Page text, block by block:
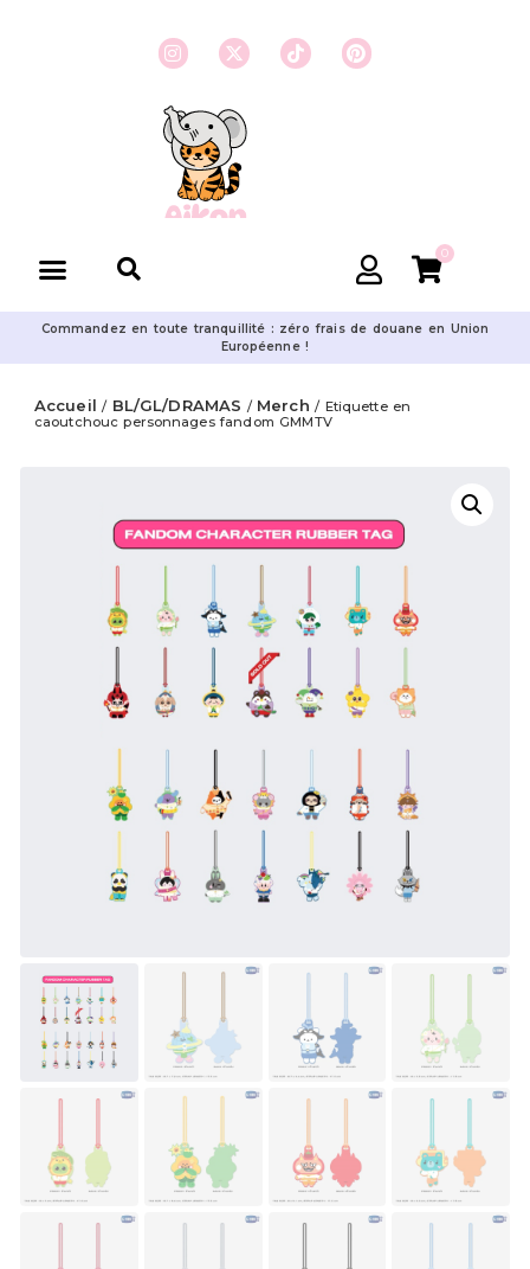
0
Commandez en toute tranquillité : zéro frais de douane en Union
Européenne !
Accueil / BL/GL/DRAMAS / Merch / Etiquette en
caoutchouc personnages fandom GMMTV